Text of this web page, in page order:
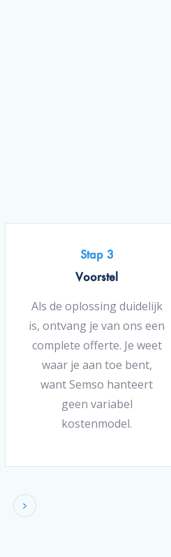
Stap 3
Voorstel
Als de oplossing duidelijk
is, ontvang je van ons een
complete offerte. Je weet
waar je aan toe bent,
want Semso hanteert
geen variabel
kostenmodel.